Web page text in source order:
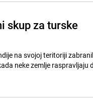
skup za turske
na svojoj teritoriji
neke zemlje raspravljaju